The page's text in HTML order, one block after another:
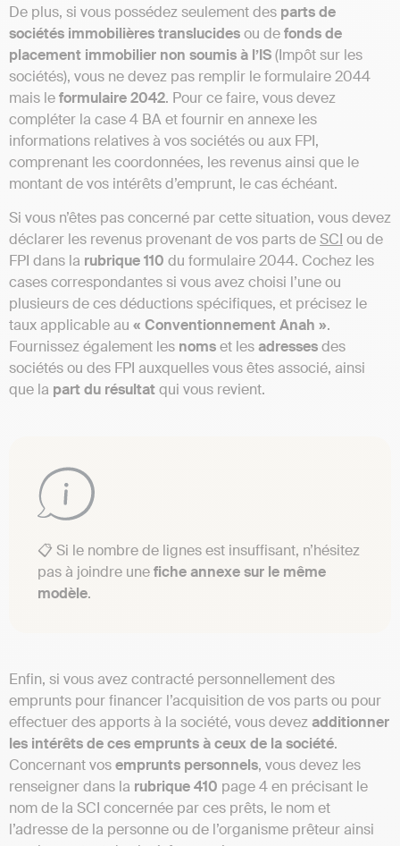
De plus, si vous possédez seulement des parts de
sociétés immobilières translucidesou defonds de
placement immobilier non soumis à l’IS(Impôt sur les
sociétés), vous ne devez pas remplir le formulaire 2044
mais leformulaire 2042. Pour ce faire, vous devez
compléter la case 4 BA et fournir en annexe les
informations relatives à vos sociétés ou aux FPI,
comprenant les coordonnées, les revenus ainsi que le
montant de vos intérêts d’emprunt, le cas échéant.
Si vous n’êtes pas concerné par cette situation, vous devez
déclarer les revenus provenant de vos parts deSCI ou de
FPI dans la rubrique 110 du formulaire 2044. Cochez les
cases correspondantes si vous avez choisi l’une ou
plusieurs de ces déductions spécifiques, et précisez le
taux applicable au « Conventionnement Anah ».
Fournissez également les nomset lesadressesdes
sociétés ou des FPI auxquelles vous êtes associé, ainsi
que la part du résultatqui vous revient.
📋 Si le nombre de lignes est insuffisant, n’hésitez
pas à joindre unefiche annexe sur le même
modèle.
Enfin, si vous avez contracté personnellement des
emprunts pour financer l’acquisition de vos parts ou pour
effectuer des apports à la société, vous devezadditionner
les intérêts de ces emprunts à ceux de la société.
Concernant vosemprunts personnels, vous devez les
renseigner dans la rubrique 410 page 4 en précisant le
nom de la SCI concernée par ces prêts, le nom et
l’adresse de la personne ou de l’organisme prêteur ainsi